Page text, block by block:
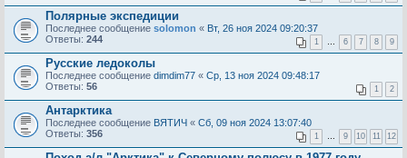
Полярные экспедиции
Последнее сообщение solomon « Вт, 26 ноя 2024 09:20:37
Ответы: 244 1 6 7 8 9
Русские ледоколы
Последнее сообщение dimdim77 « Ср, 13 ноя 2024 09:48:17
Ответы: 56 1 2
Антарктика
Последнее сообщение ВЯТИЧ « Сб, 09 ноя 2024 13:07:40
Ответы: 356 1 9 10 11 12